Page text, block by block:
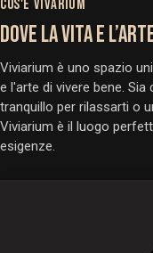
COS'È VIVARIUM
DOVE LA VITA E
Viviarium è uno spazio
e l'arte di vivere bene.
tranquillo per rilassarti o
Viviarium è il luogo
esigenze.